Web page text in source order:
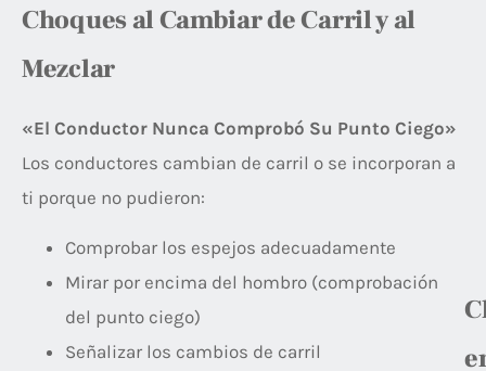
Choques al Cambiar de Carril y al
Mezclar
«El Conductor Nunca Comprobó Su Punto Ciego»
Los conductores cambian de carril o se incorporan a
ti porque no pudieron:
Comprobar los espejos adecuadamente
Mirar por encima del hombro (comprobación
del punto ciego)
Señalizar los cambios de carril